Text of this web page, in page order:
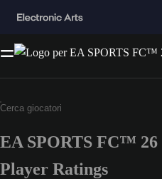
EA SPORTS FC™ 26
Player Ratings